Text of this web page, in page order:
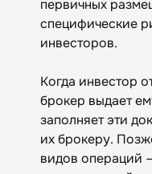
первичных
специфические
инвесторов.
Когда инвестор
брокер выдает
заполняет эти
их брокеру.
видов операций